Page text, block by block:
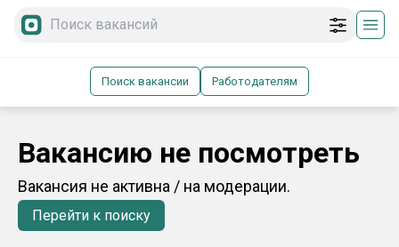
Поиск вакансии Работодателям
Вакансию не посмотреть
Вакансия не активна / на модерации.
Перейти к поиску